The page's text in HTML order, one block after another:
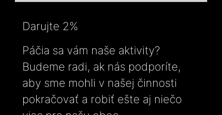
Darujte 2%
Páčia sa vám naše aktivity?
Budeme radi, ak nás podporíte,
aby sme mohli v našej činnosti
pokračovať a robiť ešte aj niečo